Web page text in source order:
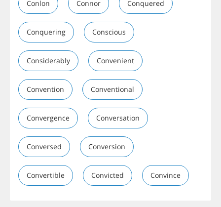
Conlon Connor Conquered
Conquering Conscious
Considerably Convenient
Convention Conventional
Convergence Conversation
Conversed Conversion
Convertible Convicted Convince